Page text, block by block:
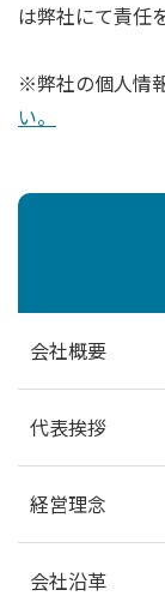
は弊社にて責任
※弊社の個人情
い。
会社概要
代表挨拶
経営理念
会社沿革